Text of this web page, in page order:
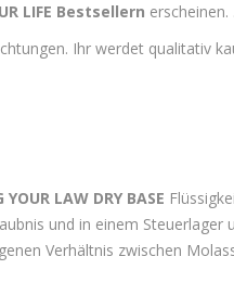
LIFE Bestsellern erscheinen. .
Ihr werdet qualitativ
YOUR LAW DRY BASE
und in einem
Verhältnis zwischen